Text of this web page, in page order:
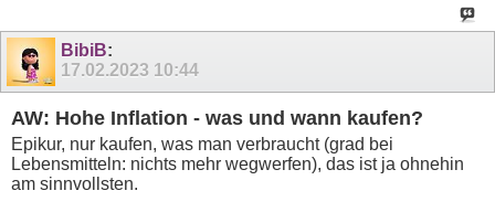
BibiB:
17.02.2023 10:44
AW: Hohe Inflation - was und wann kaufen?
Epikur, nur kaufen, was man verbraucht (grad bei
Lebensmitteln: nichts mehr wegwerfen), das ist ja ohnehin
am sinnvollsten.